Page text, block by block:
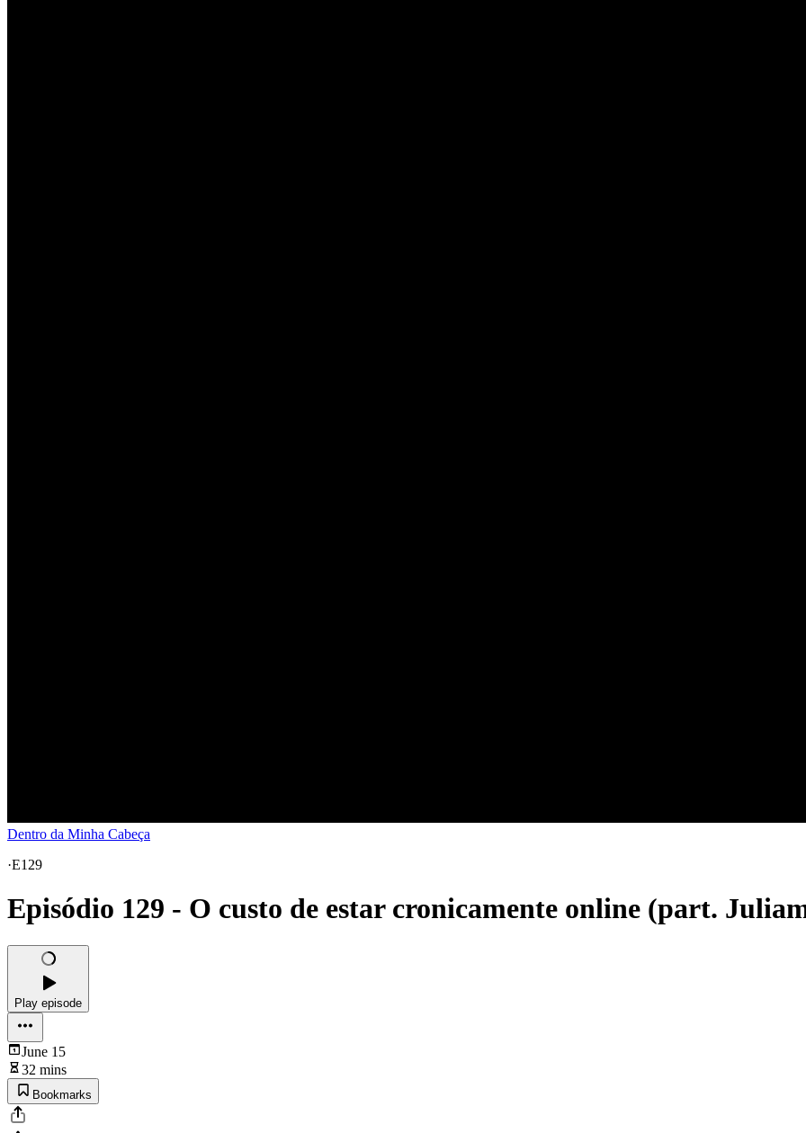
Dentro da Minha Cabeça
·E129
Episódio 129 - O custo de estar cronicamente online (part.
Play episode
June 15
32 mins
Bookmarks